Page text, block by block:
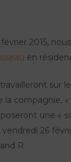
2015,
en
sur
la compagnie, «
une «
26
R